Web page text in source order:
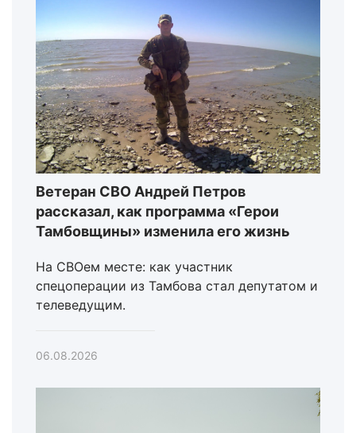
Ветеран СВО Андрей Петров
рассказал, как программа «Герои
Тамбовщины» изменила его жизнь
На СВОем месте: как участник
спецоперации из Тамбова стал депутатом и
телеведущим.
06.08.2026